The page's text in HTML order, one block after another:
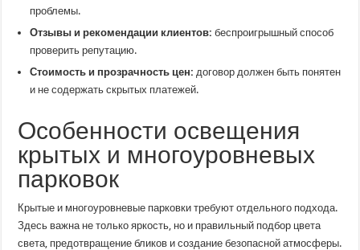
проблемы.
Отзывы и рекомендации клиентов: беспроигрышный способ
проверить репутацию.
Стоимость и прозрачность цен: договор должен быть понятен
и не содержать скрытых платежей.
Особенности освещения
крытых и многоуровневых
парковок
Крытые и многоуровневые парковки требуют отдельного подхода.
Здесь важна не только яркость, но и правильный подбор цвета
света, предотвращение бликов и создание безопасной атмосферы.